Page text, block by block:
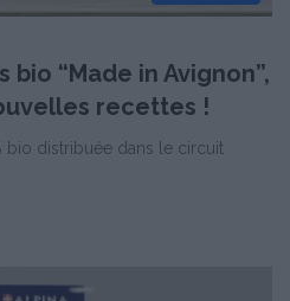
“Made in Avignon”,
recettes !
bio distribuée dans le circuit